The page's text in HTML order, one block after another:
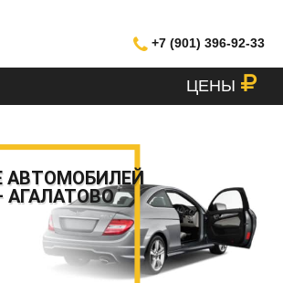
+7 (901) 396-92-33
ЦЕНЫ
АВТОМОБИЛЕЙ
АГАЛАТОВО